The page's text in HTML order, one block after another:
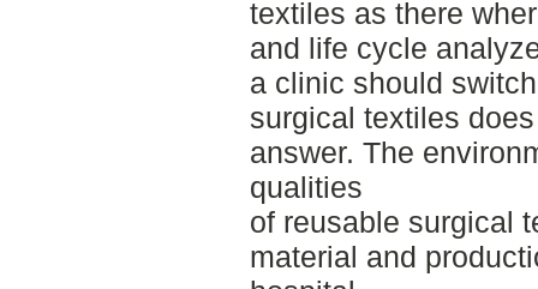
textiles as there
and life cycle
a clinic should
surgical textiles
answer. The
qualities
of reusable surgical
material and